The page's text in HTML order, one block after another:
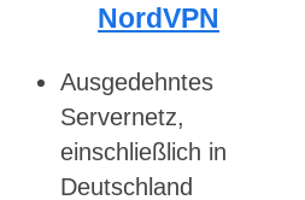
NordVPN
Ausgedehntes
Servernetz,
einschließlich in
Deutschland